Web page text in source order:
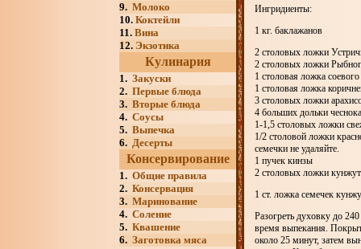
9. Молоко
10. Коктейли
11. Вина
12. Экзотика
Кулинария
1. Закуски
2. Первые блюда
3. Вторые блюда
4. Соусы
5. Выпечка
6. Десерты
Консервирование
1. Общие правила
2. Консервация
3. Маринование
4. Соление
5. Квашение
6. Заготовка мяса
Ингридиенты:
1 кг. баклажанов
2 столовых ложки
2 столовых ложки
1 столовая ложка соевого
1 столовая ложка
3 столовых ложки
4 больших дольки
1-1,5 столовых ложки
1/2 столовой ложки
семечки не удаляйте.
1 пучек кинзы
2 столовых ложки
1 ст. ложка семечек
Разогреть духовку до
время выпекания.
около 25 минут, затем